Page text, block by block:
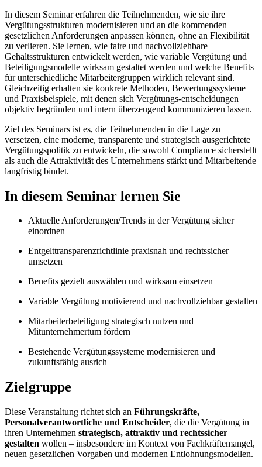
In diesem Seminar erfahren die Teilnehmenden, wie sie ihre
Vergütungsstrukturen modernisieren und an die kommenden
gesetzlichen Anforderungen anpassen können, ohne an Flexibilität
zu verlieren. Sie lernen, wie faire und nachvollziehbare
Gehaltsstrukturen entwickelt werden, wie variable Vergütung und
Beteiligungsmodelle wirksam gestaltet werden und welche Benefits
für unterschiedliche Mitarbeitergruppen wirklich relevant sind.
Gleichzeitig erhalten sie konkrete Methoden, Bewertungssysteme
und Praxisbeispiele, mit denen sich Vergütungs-entscheidungen
objektiv begründen und intern überzeugend kommunizieren lassen.
Ziel des Seminars ist es, die Teilnehmenden in die Lage zu
versetzen, eine moderne, transparente und strategisch ausgerichtete
Vergütungspolitik zu entwickeln, die sowohl Compliance sicherstellt
als auch die Attraktivität des Unternehmens stärkt und Mitarbeitende
langfristig bindet.
In diesem Seminar lernen Sie
Aktuelle Anforderungen/Trends in der Vergütung sicher
einordnen
Entgelttransparenzrichtlinie praxisnah und rechtssicher
umsetzen
Benefits gezielt auswählen und wirksam einsetzen
Variable Vergütung motivierend und nachvollziehbar gestalten
Mitarbeiterbeteiligung strategisch nutzen und
Mitunternehmertum fördern
Bestehende Vergütungssysteme modernisieren und
zukunftsfähig ausrich
Zielgruppe
Diese Veranstaltung richtet sich an Führungskräfte,
Personalverantwortliche und Entscheider, die die Vergütung in
ihren Unternehmen strategisch, attraktiv und rechtssicher
gestalten wollen – insbesondere im Kontext von Fachkräftemangel,
neuen gesetzlichen Vorgaben und modernen Entlohnungsmodellen.